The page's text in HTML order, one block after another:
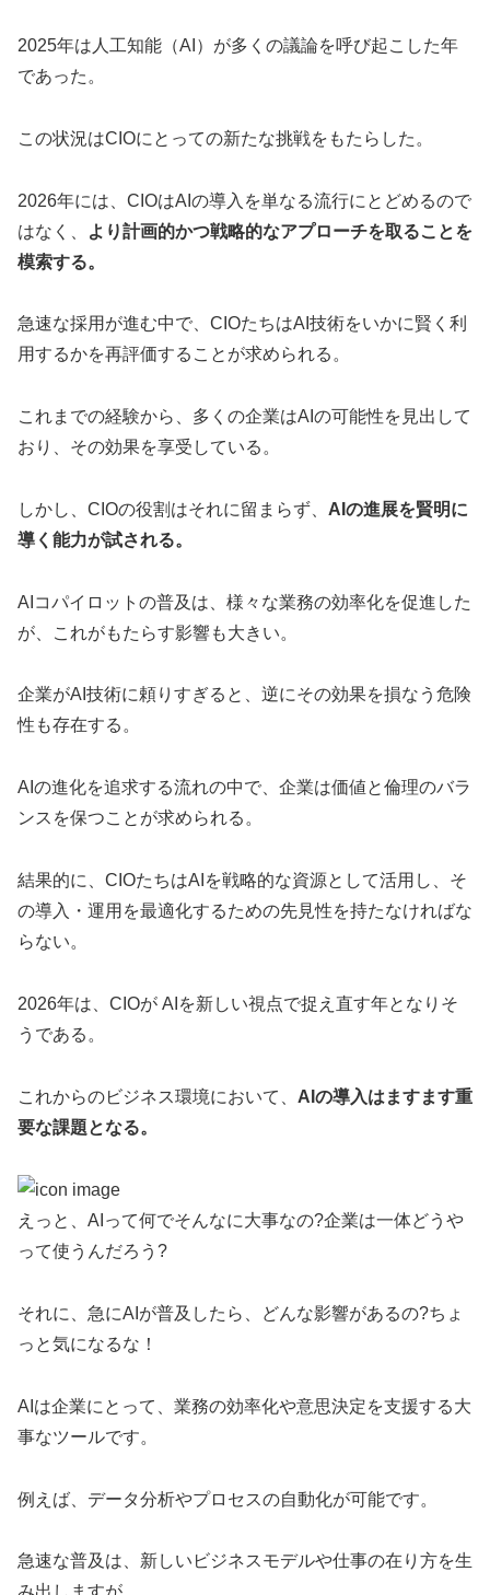
2025年は人工知能（AI）が多くの議論を呼び起こした年
であった。
この状況はCIOにとっての新たな挑戦をもたらした。
2026年には、CIOはAIの導入を単なる流行にとどめるので
はなく、
より計画的かつ戦略的なアプローチを取ることを
模索する。
急速な採用が進む中で、CIOたちはAI技術をいかに賢く利
用するかを再評価することが求められる。
これまでの経験から、多くの企業はAIの可能性を見出して
おり、その効果を享受している。
しかし、CIOの役割はそれに留まらず、 AIの進展を賢明に
導く能力が試される。
AIコパイロットの普及は、様々な業務の効率化を促進した
が、これがもたらす影響も大きい。
企業がAI技術に頼りすぎると、逆にその効果を損なう危険
性も存在する。
AIの進化を追求する流れの中で、企業は価値と倫理のバラ
ンスを保つことが求められる。
結果的に、CIOたちはAIを戦略的な資源として活用し、そ
の導入・運用を最適化するための先見性を持たなければな
らない。
2026年は、CIOが AIを新しい視点で捉え直す年となりそ
うである。
これからのビジネス環境において、 AIの導入はますます重
要な課題となる。
えっと、AIって何でそんなに大事なの?企業は一体どうや
って使うんだろう?
それに、急にAIが普及したら、どんな影響があるの?ちょ
っと気になるな！
AIは企業にとって、業務の効率化や意思決定を支援する大
事なツールです。
例えば、データ分析やプロセスの自動化が可能です。
急速な普及は、新しいビジネスモデルや仕事の在り方を生